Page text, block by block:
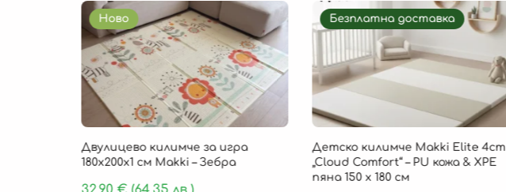
Ново
Двулицево килимче за игра
180х200х1 см Makki – Зебра
Безплатна доставка
Детско килимче Makki Elite 4cm
„Cloud Comfort“ – PU кожа & XPE
пяна 150 х 180 см